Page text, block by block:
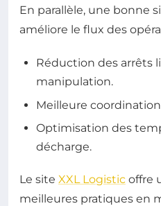
En parallèle, une bonne
améliore le flux des
Réduction des arrêts
manipulation.
Meilleure
Optimisation des
décharge.
Le site XXL Logistic offre
meilleures pratiques en